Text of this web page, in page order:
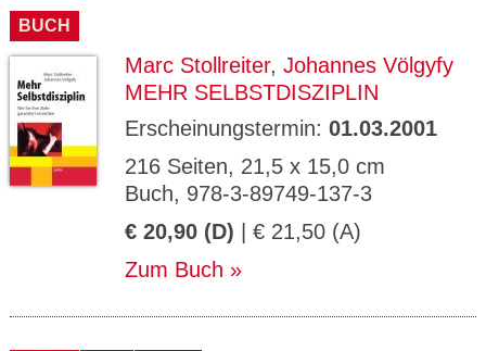
BUCH
Marc Stollreiter, Johannes Völgyfy
MEHR SELBSTDISZIPLIN
Erscheinungstermin: 01.03.2001
216 Seiten, 21,5 x 15,0 cm
Buch, 978-3-89749-137-3
€ 20,90 (D) | € 21,50 (A)
Zum Buch